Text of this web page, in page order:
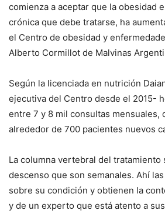
comienza a aceptar que la obesidad
crónica que debe tratarse, ha
el Centro de obesidad y
Alberto Cormillot de Malvinas
Según la licenciada en nutrición
ejecutiva del Centro desde el 2015-
entre 7 y 8 mil consultas mensuales,
alrededor de 700 pacientes nuevos
La columna vertebral del tratamiento
descenso que son semanales. Ahí
sobre su condición y obtienen la
y de un experto que está atento a